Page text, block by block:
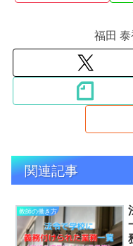
福田
関連記事
教師の働き方